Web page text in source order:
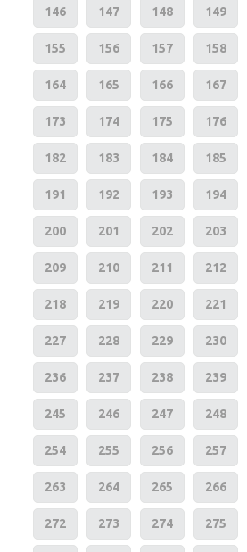
146 147 148 149
155 156 157 158
164 165 166 167
173 174 175 176
182 183 184 185
191 192 193 194
200 201 202 203
209 210 211 212
218 219 220 221
227 228 229 230
236 237 238 239
245 246 247 248
254 255 256 257
263 264 265 266
272 273 274 275